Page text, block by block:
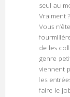
seul au
Vraiment
Vous
de les
genre
viennent
les
faire le